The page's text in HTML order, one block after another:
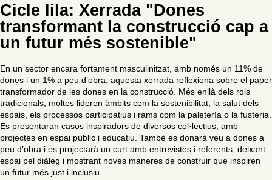
Cicle lila: Xerrada "Dones
transformant la construcció cap a
un futur més sostenible"
En un sector encara fortament masculinitzat, amb només un 11% de
dones i un 1% a peu d’obra, aquesta xerrada reflexiona sobre el paper
transformador de les dones en la construcció. Més enllà dels rols
tradicionals, moltes lideren àmbits com la sostenibilitat, la salut dels
espais, els processos participatius i rams com la paletería o la fusteria.
Es presentaran casos inspiradors de diversos col·lectius, amb
projectes en espai públic i educatiu. També es donarà veu a dones a
peu d’obra i es projectarà un curt amb entrevistes i referents, deixant
espai pel diàleg i mostrant noves maneres de construir que inspiren
un futur més just i inclusiu.